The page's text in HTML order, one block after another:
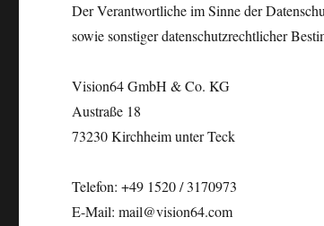
Der Verantwortliche im Sinne der
sowie sonstiger datenschutzrechtlicher
Vision64 GmbH & Co. KG
Austraße 18
73230 Kirchheim unter Teck
Telefon: +49 1520 / 3170973
E-Mail: mail@vision64.com